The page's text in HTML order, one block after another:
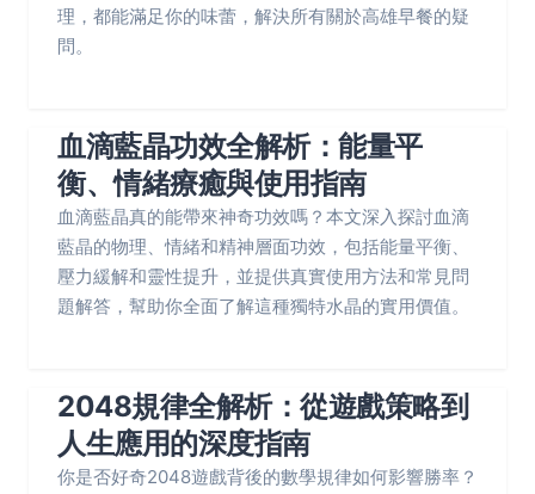
理，都能滿足你的味蕾，解決所有關於高雄早餐的疑
問。
血滴藍晶功效全解析：能量平
衡、情緒療癒與使用指南
血滴藍晶真的能帶來神奇功效嗎？本文深入探討血滴
藍晶的物理、情緒和精神層面功效，包括能量平衡、
壓力緩解和靈性提升，並提供真實使用方法和常見問
題解答，幫助你全面了解這種獨特水晶的實用價值。
2048規律全解析：從遊戲策略到
人生應用的深度指南
你是否好奇2048遊戲背後的數學規律如何影響勝率？